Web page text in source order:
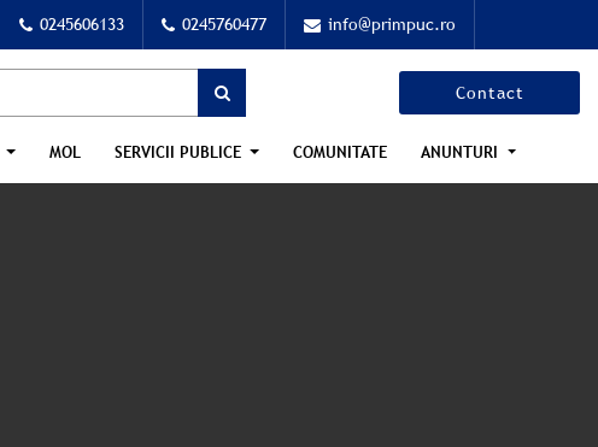
0245606133 0245760477 info@primpuc.ro
Contact
MOL SERVICII PUBLICE COMUNITATE ANUNTURI